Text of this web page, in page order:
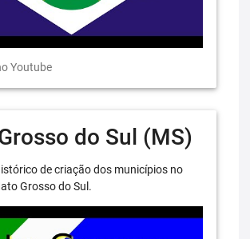
Youtube
do Sul (MS)
de criação dos municípios no
Grosso do Sul.